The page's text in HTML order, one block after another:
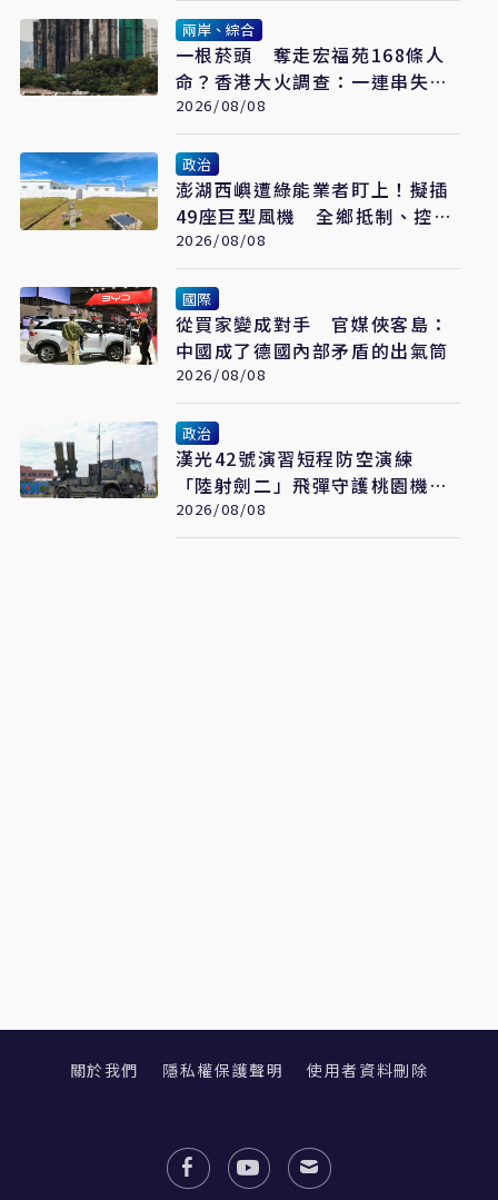
兩岸、綜合
一根菸頭 奪走宏福苑168條人
命？香港大火調查：一連串失守
的防線
2026/08/08
政治
澎湖西嶼遭綠能業者盯上！擬插
49座巨型風機 全鄉抵制、控開
發商打消耗戰
2026/08/08
國際
從買家變成對手 官媒俠客島：
中國成了德國內部矛盾的出氣筒
2026/08/08
政治
漢光42號演習短程防空演練
「陸射劍二」飛彈守護桃園機場
安全
2026/08/08
關於我們 隱私權保護聲明 使用者資料刪除